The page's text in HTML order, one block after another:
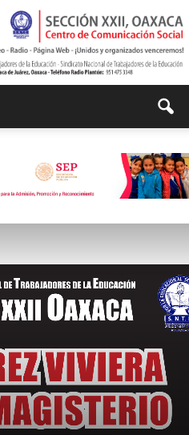
de
Comunicación
de